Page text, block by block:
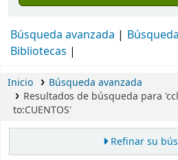
Búsqueda avanzada
Bibliotecas
Inicio
Búsqueda avanzada
Resultados de búsqueda para
to:CUENTOS'
Refinar su